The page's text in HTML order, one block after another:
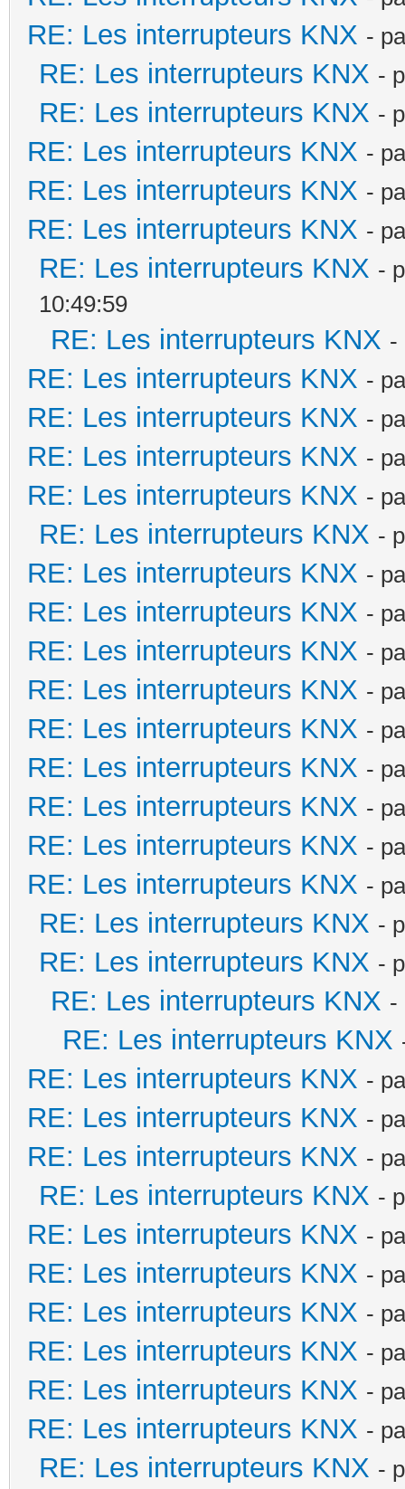
RE: Les interrupteurs KNX -
RE: Les interrupteurs KNX -
RE: Les interrupteurs KNX -
RE: Les interrupteurs KNX -
RE: Les interrupteurs KNX -
RE: Les interrupteurs KNX -
RE: Les interrupteurs KNX -
10:49:59
RE: Les interrupteurs KNX -
RE: Les interrupteurs KNX -
RE: Les interrupteurs KNX -
RE: Les interrupteurs KNX -
RE: Les interrupteurs KNX -
RE: Les interrupteurs KNX -
RE: Les interrupteurs KNX -
RE: Les interrupteurs KNX -
RE: Les interrupteurs KNX -
RE: Les interrupteurs KNX -
RE: Les interrupteurs KNX -
RE: Les interrupteurs KNX -
RE: Les interrupteurs KNX -
RE: Les interrupteurs KNX -
RE: Les interrupteurs KNX -
RE: Les interrupteurs KNX -
RE: Les interrupteurs KNX -
RE: Les interrupteurs KNX -
RE: Les interrupteurs KNX
RE: Les interrupteurs KNX -
RE: Les interrupteurs KNX -
RE: Les interrupteurs KNX -
RE: Les interrupteurs KNX -
RE: Les interrupteurs KNX -
RE: Les interrupteurs KNX -
RE: Les interrupteurs KNX -
RE: Les interrupteurs KNX -
RE: Les interrupteurs KNX -
RE: Les interrupteurs KNX -
RE: Les interrupteurs KNX -